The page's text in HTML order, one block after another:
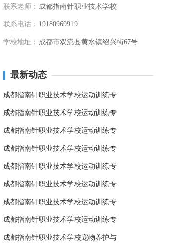
联系老师： 成都指南针职业技术学校
联系电话： 19180969919
学校地址： 成都市双流县黄水镇绍兴街67号
最新动态
成都指南针职业技术学校运动训练专
成都指南针职业技术学校运动训练专
成都指南针职业技术学校运动训练专
成都指南针职业技术学校运动训练专
成都指南针职业技术学校运动训练专
成都指南针职业技术学校运动训练专
成都指南针职业技术学校运动训练专
成都指南针职业技术学校运动训练专
成都指南针职业技术学校宠物养护与